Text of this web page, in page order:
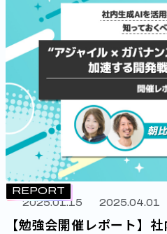
REPORT
2025.01.15
2025.04.01
【勉強会開催レポート】